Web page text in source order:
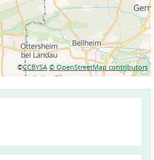
©CCBYSA © OpenStreetMap contributors